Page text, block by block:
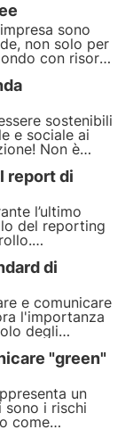
sono
non solo per
con risorse
sempre più gli
impegnarsi
sostenibili
e sociale ai
Non è
più di
una
report di
l’ultimo
del reporting
prezioso
di
e comunicare
l'importanza
degli
suoi progetti si
"green"
un
sono i rischi
come
per la